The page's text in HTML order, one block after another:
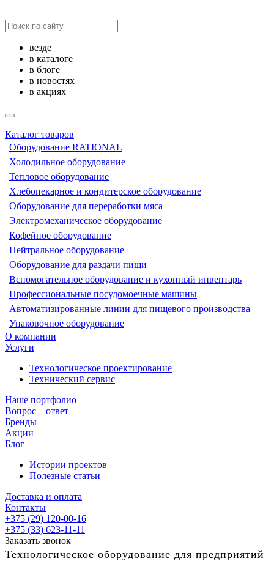
везде
в каталоге
в блоге
в новостях
в акциях
Каталог товаров
Оборудование RATIONAL
Холодильное оборудование
Тепловое оборудование
Хлебопекарное и кондитерское оборудование
Оборудование для переработки мяса
Электромеханическое оборудование
Кофейное оборудование
Нейтральное оборудование
Оборудование для раздачи пищи
Вспомогательное оборудование и кухонный инвентарь
Профессиональные посудомоечные машины
Автоматизированные линии для пищевого производства
Упаковочное оборудование
О компании
Услуги
Технологическое проектирование
Технический сервис
Наше портфолио
Вопрос—ответ
Бренды
Акции
Блог
Истории проектов
Полезные статьи
Доставка и оплата
Контакты
+375 (29) 120-00-16
+375 (33) 623-11-11
Заказать звонок
Технологическое оборудование для предприятий